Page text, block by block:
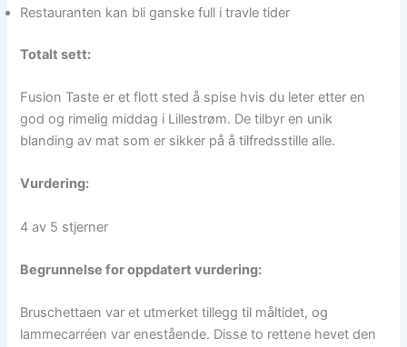
Restauranten kan bli ganske full i travle tider
Totalt sett:
Fusion Taste er et flott sted å spise hvis du leter etter en
god og rimelig middag i Lillestrøm. De tilbyr en unik
blanding av mat som er sikker på å tilfredsstille alle.
Vurdering:
4 av 5 stjerner
Begrunnelse for oppdatert vurdering:
Bruschettaen var et utmerket tillegg til måltidet, og
lammecarréen var enestående. Disse to rettene hevet den